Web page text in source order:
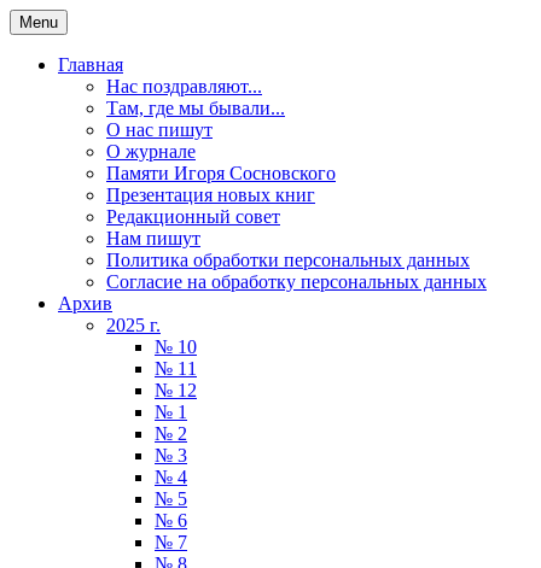
Menu
Главная
Нас поздравляют...
Там, где мы бывали...
О нас пишут
О журнале
Памяти Игоря Сосновского
Презентация новых книг
Редакционный совет
Нам пишут
Политика обработки персональных данных
Согласие на обработку персональных данных
Архив
2025 г.
№ 10
№ 11
№ 12
№ 1
№ 2
№ 3
№ 4
№ 5
№ 6
№ 7
№ 8